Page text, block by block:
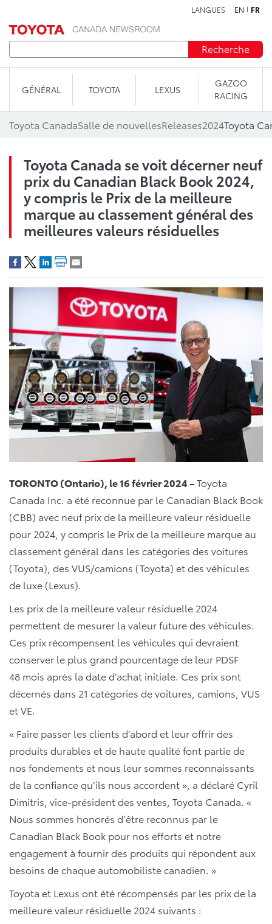
LANGUES EN FR
Recherche
GÉNÉRAL TOYOTA LEXUS
GAZOO
RACING
Toyota CanadaSalle de nouvellesReleases2024
Toyota Canada se voit décerner neuf
prix du Canadian Black Book 2024,
y compris le Prix de la meilleure
marque au classement général des
meilleures valeurs résiduelles
TORONTO (Ontario), le 16 février 2024 –Toyota
Canada Inc. a été reconnue par le Canadian Black Book
(CBB) avec neuf prix de la meilleure valeur résiduelle
pour 2024, y compris le Prix de la meilleure marque au
classement général dans les catégories des voitures
(Toyota), des VUS/camions (Toyota) et des véhicules
de luxe (Lexus).
Les prix de la meilleure valeur résiduelle 2024
permettent de mesurer la valeur future des véhicules.
Ces prix récompensent les véhicules qui devraient
conserver le plus grand pourcentage de leur PDSF
48 mois après la date d’achat initiale. Ces prix sont
décernés dans 21 catégories de voitures, camions, VUS
et VE.
« Faire passer les clients d’abord et leur offrir des
produits durables et de haute qualité font partie de
nos fondements et nous leur sommes reconnaissants
de la confiance qu’ils nous accordent », a déclaré Cyril
Dimitris, vice-président des ventes, Toyota Canada. «
Nous sommes honorés d’être reconnus par le
Canadian Black Book pour nos efforts et notre
engagement à fournir des produits qui répondent aux
besoins de chaque automobiliste canadien. »
Toyota et Lexus ont été récompensés par les prix de la
meilleure valeur résiduelle 2024 suivants :